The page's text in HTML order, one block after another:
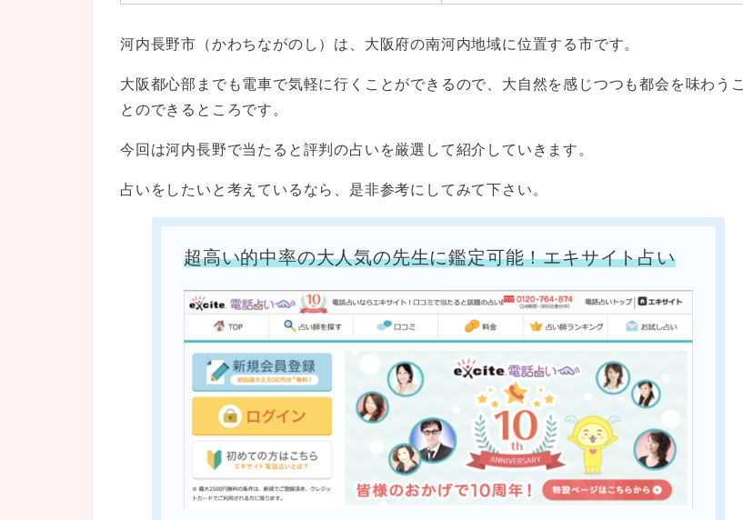
河内長野市（かわちながのし）は、大阪府の南河内地域に位置する市です。
大阪都心部までも電車で気軽に行くことができるので、大自然を感じつつも都会を味わうこ
とのできるところです。
今回は河内長野で当たると評判の占いを厳選して紹介していきます。
占いをしたいと考えているなら、是非参考にしてみて下さい。
超高い的中率の大人気の先生に鑑定可能！エキサイト占い